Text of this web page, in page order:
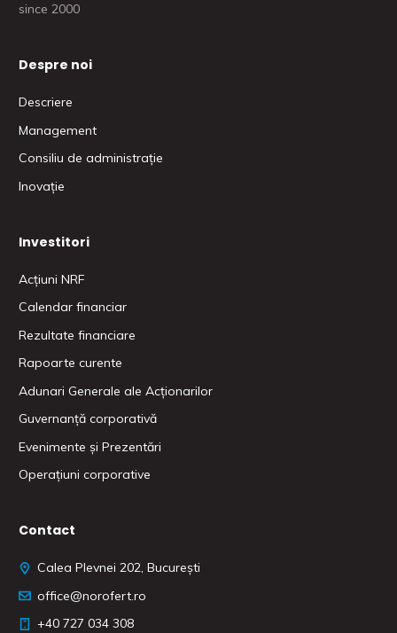
since 2000
Despre noi
Descriere
Management
Consiliu de administrație
Inovație
Investitori
Acțiuni NRF
Calendar financiar
Rezultate financiare
Rapoarte curente
Adunari Generale ale Acționarilor
Guvernanță corporativă
Evenimente și Prezentări
Operațiuni corporative
Contact
Calea Plevnei 202, București
office@norofert.ro
‭+40 727 034 308